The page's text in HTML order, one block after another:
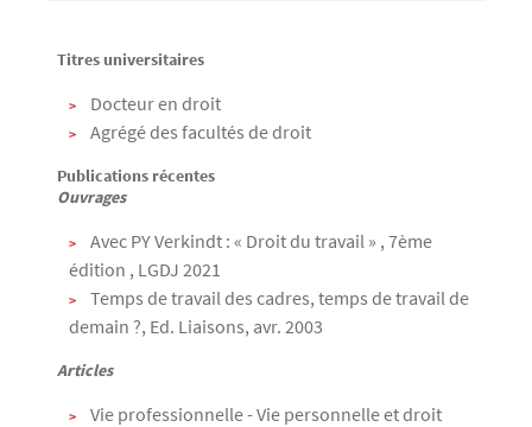
Texte
Titres universitaires
Docteur en droit
Agrégé des facultés de droit
Publications récentes
Ouvrages
Avec PY Verkindt : « Droit du travail » , 7ème
édition , LGDJ 2021
Temps de travail des cadres, temps de travail de
demain ?, Ed. Liaisons, avr. 2003
Articles
Vie professionnelle - Vie personnelle et droit